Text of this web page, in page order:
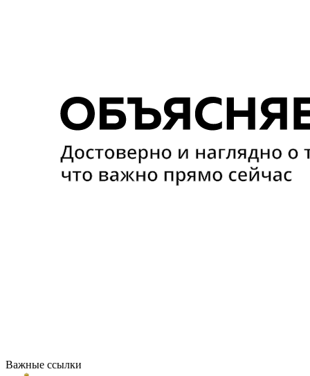
Важные ссылки